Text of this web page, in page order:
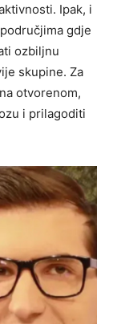
Ipak, i
gdje
ozbiljnu
skupine. Za
otvorenom,
i prilagoditi